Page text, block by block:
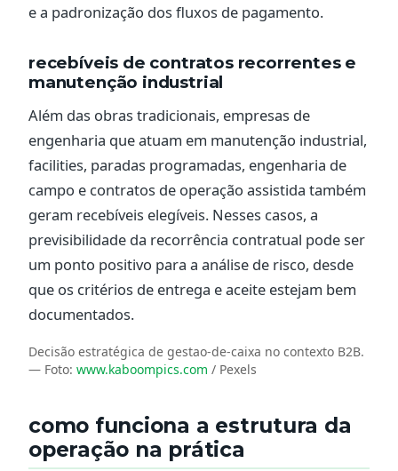
e a padronização dos fluxos de pagamento.
recebíveis de contratos recorrentes e
manutenção industrial
Além das obras tradicionais, empresas de
engenharia que atuam em manutenção industrial,
facilities, paradas programadas, engenharia de
campo e contratos de operação assistida também
geram recebíveis elegíveis. Nesses casos, a
previsibilidade da recorrência contratual pode ser
um ponto positivo para a análise de risco, desde
que os critérios de entrega e aceite estejam bem
documentados.
Decisão estratégica de gestao-de-caixa no contexto B2B.
— Foto: www.kaboompics.com / Pexels
como funciona a estrutura da
operação na prática